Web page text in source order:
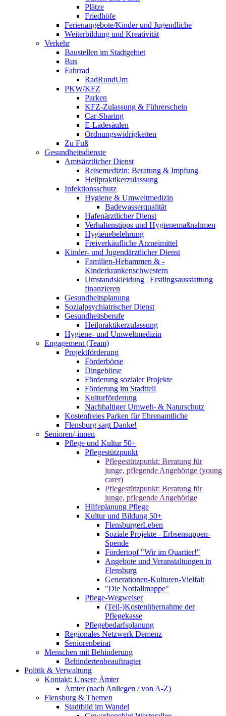
Plätze
Friedhöfe
Ferienangebote/Kinder und Jugendliche
Weiterbildung und Kreativität
Verkehr
Baustellen im Stadtgebiet
Bus
Fahrrad
RadRundUm
PKW/KFZ
Parken
KFZ-Zulassung & Führerschein
Car-Sharing
E-Ladesäulen
Ordnungswidrigkeiten
Zu Fuß
Gesundheitsdienste
Amtsärztlicher Dienst
Reisemedizin: Beratung & Impfung
Heilpraktikerzulassung
Infektionsschutz
Hygiene & Umweltmedizin
Badewasserqualität
Hafenärztlicher Dienst
Verhaltenstipps und Hygienemaßnahmen
Hygienebelehrung
Freiverkäufliche Arzneimittel
Kinder- und Jugendärztlicher Dienst
Familien-Hebammen & -
Kinderkrankenschwestern
Umstandskleidung | Erstlingsausstattung
finanzieren
Gesundheitsplanung
Sozialpsychiatrischer Dienst
Gesundheitsberufe
Heilpraktikerzulassung
Hygiene- und Umweltmedizin
Engagement (Team)
Projektförderung
Förderbörse
Dingebörse
Förderung sozialer Projekte
Förderung im Stadtteil
Kulturförderung
Nachhaltiger Umwelt- & Naturschutz
Kostenfreies Parken für Ehrenamtliche
Flensburg sagt Danke!
Senioren/-innen
Pflege und Kultur 50+
Pflegestützpunkt
Pflegestützpunkt: Beratung für
junge, pflegende Angehörige (young
carer)
Pflegestützpunkt: Beratung für
junge, pflegende Angehörige
Hilfeplanung Pflege
Kultur und Bildung 50+
FlensburgerLeben
Soziale Projekte - Erbsensuppen-
Spende
Fördertopf "Wir im Quartier!"
Angebote und Veranstaltungen in
Flensburg
Generationen-Kulturen-Vielfalt
"Die Notfallmappe"
Pflege-Wegweiser
(Teil-)Kostenübernahme der
Pflegekasse
Pflegebedarfsplanung
Regionales Netzwerk Demenz
Seniorenbeirat
Menschen mit Behinderung
Behindertenbeauftragter
Politik & Verwaltung
Kontakt: Unsere Ämter
Ämter (nach Anliegen / von A-Z)
Flensburg & Themen
Stadtbild im Wandel